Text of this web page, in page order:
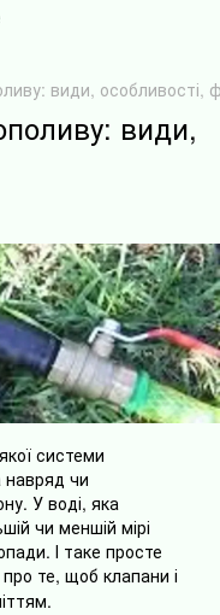
види, особливості,
види,
системи
навряд чи
У воді, яка
чи меншій мірі
І таке просте
те, щоб клапани і